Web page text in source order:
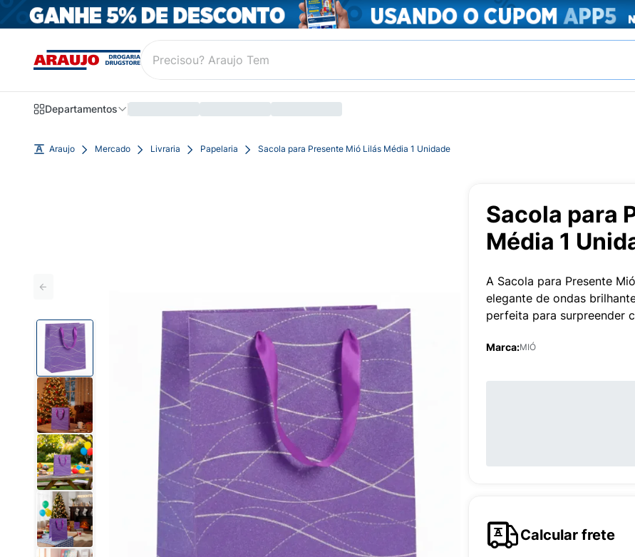
Departamentos
Araujo Mercado Livraria Papelaria Sacola para Presente Mió Lilás Média 1 Unidade
Sacola para
Média 1
A Sacola para Presente
elegante de ondas
perfeita para surpreender
Marca:MIÓ
Calcular frete